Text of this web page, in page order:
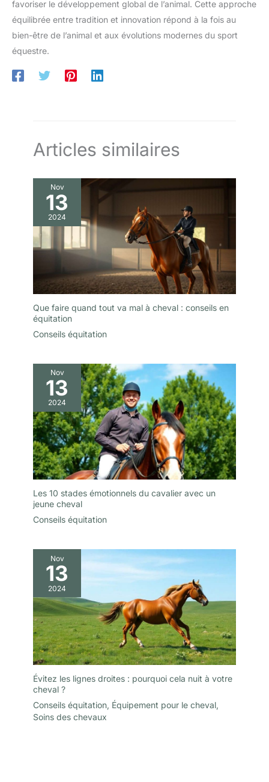
favoriser le développement global de l’animal. Cette approche
équilibrée entre tradition et innovation répond à la fois au
bien-être de l’animal et aux évolutions modernes du sport
équestre.
Articles similaires
Nov
13
2024
Que faire quand tout va mal à cheval : conseils en
équitation
Conseils équitation
Nov
13
2024
Les 10 stades émotionnels du cavalier avec un
jeune cheval
Conseils équitation
Nov
13
2024
Évitez les lignes droites : pourquoi cela nuit à votre
cheval ?
Conseils équitation, Équipement pour le cheval,
Soins des chevaux